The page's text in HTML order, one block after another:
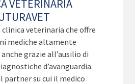
VETERINARIA
clinica veterinaria che offre
mediche altamente
grazie all’ausilio di
d’avanguardia.
partner su cui il medico